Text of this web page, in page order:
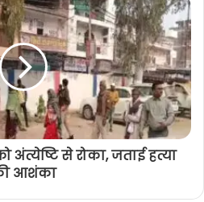
से रोका, जताई हत्या
आशंका